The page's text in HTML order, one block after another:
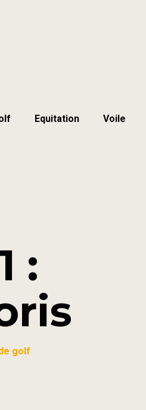
Equitation Voile
:
golf